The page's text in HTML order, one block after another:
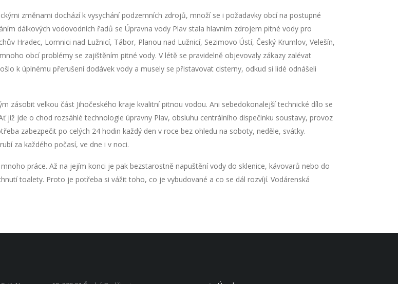
změnami dochází k vysychání podzemních zdrojů, množí se i požadavky obcí na postupné
dálkových vodovodních řadů se Úpravna vody Plav stala hlavním zdrojem pitné vody pro
Hradec, Lomnici nad Lužnicí, Tábor, Planou nad Lužnicí, Sezimovo Ústí, Český Krumlov, Velešín,
obcí problémy se zajištěním pitné vody. V létě se pravidelně objevovaly zákazy zalévat
k úplnému přerušení dodávek vody a musely se přistavovat cisterny, odkud si lidé odnášeli
zásobit velkou část Jihočeského kraje kvalitní pitnou vodou. Ani sebedokonalejší technické dílo se
již jde o chod rozsáhlé technologie úpravny Plav, obsluhu centrálního dispečinku soustavy, provoz
zabezpečit po celých 24 hodin každý den v roce bez ohledu na soboty, neděle, svátky.
za každého počasí, ve dne i v noci.
práce. Až na jejím konci je pak bezstarostně napuštění vody do sklenice, kávovarů nebo do
toalety. Proto je potřeba si vážit toho, co je vybudované a co se dál rozvíjí. Vodárenská